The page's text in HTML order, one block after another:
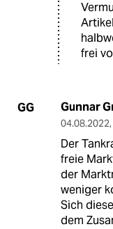
frei
GG Gunnar
04.08.2022,
Der
freie
der
weniger
Sich
dem